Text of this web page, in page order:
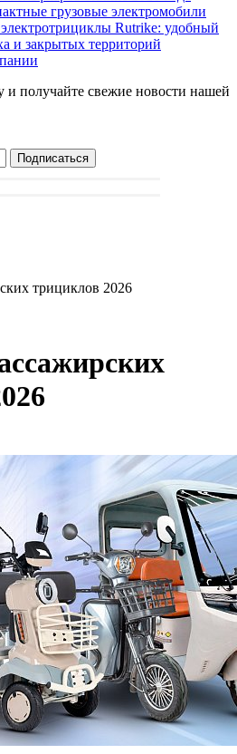
грузовые электромобили
Rutrike: удобный
и закрытых территорий
получайте свежие новости нашей
трициклов 2026